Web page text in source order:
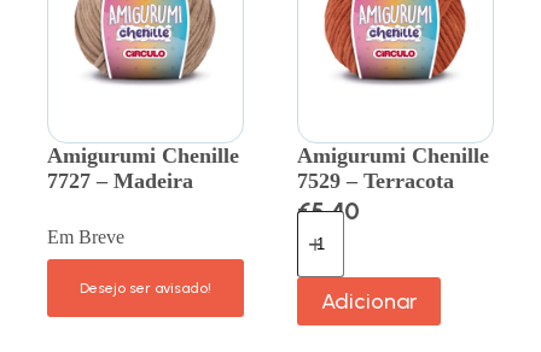
Amigurumi Chenille
7727 – Madeira
Em Breve
Amigurumi Chenille
7529 – Terracota
€5.40
Adicionar